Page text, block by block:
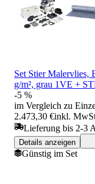
Set Stier Malervlies,
g/m², grau 1VE +
-5 %
im Vergleich zu
2.473,30 €inkl.
Lieferung bis 2-3
Details anzeigen
Günstig im Set